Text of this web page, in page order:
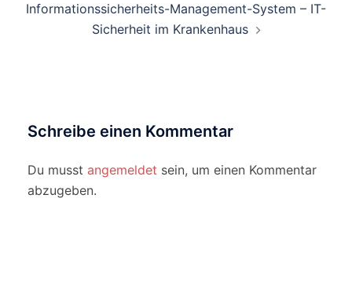
Informationssicherheits-Management-System – IT-
Sicherheit im Krankenhaus
Schreibe einen Kommentar
Du musst angemeldet sein, um einen Kommentar
abzugeben.